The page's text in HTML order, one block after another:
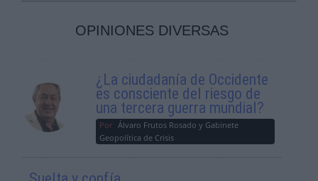
OPINIONES DIVERSAS
¿La ciudadanía de Occidente
es consciente del riesgo de
una tercera guerra mundial?
Por Álvaro Frutos Rosado y Gabinete
Geopolítica de Crisis